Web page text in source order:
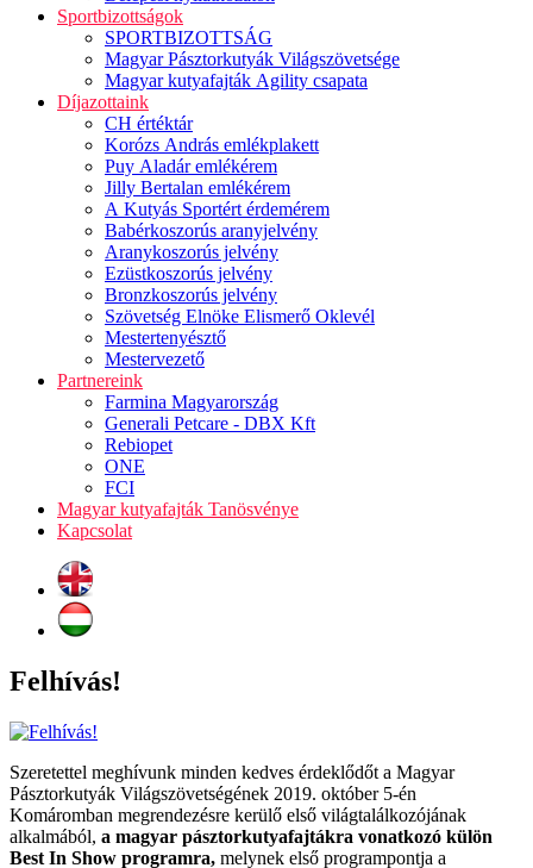
Sportbizottságok
SPORTBIZOTTSÁG
Magyar Pásztorkutyák Világszövetsége
Magyar kutyafajták Agility csapata
Díjazottaink
CH értéktár
Korózs András emlékplakett
Puy Aladár emlékérem
Jilly Bertalan emlékérem
A Kutyás Sportért érdemérem
Babérkoszorús aranyjelvény
Aranykoszorús jelvény
Ezüstkoszorús jelvény
Bronzkoszorús jelvény
Szövetség Elnöke Elismerő Oklevél
Mestertenyésztő
Mestervezető
Partnereink
Farmina Magyarország
Generali Petcare - DBX Kft
Rebiopet
ONE
FCI
Magyar kutyafajták Tanösvénye
Kapcsolat
Felhívás!
Szeretettel meghívunk minden kedves érdeklődőt a Magyar
Pásztorkutyák Világszövetségének 2019. október 5-én
Komáromban megrendezésre kerülő első világtalálkozójának
alkalmából, a magyar pásztorkutyafajtákra vonatkozó külön
Best In Show programra, melynek első programpontja a